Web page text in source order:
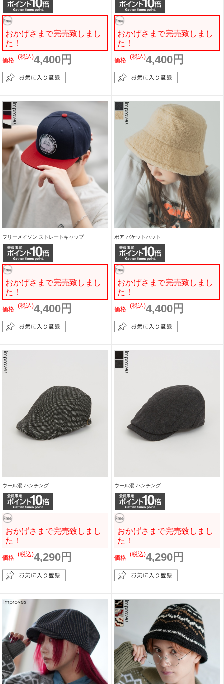
おかげさまで完売致しまし
た！
価格 4,400円
(税込)
おかげさまで完売致しまし
た！
価格 4,400円
(税込)
フリーメイソン ストレートキャップ
おかげさまで完売致しまし
た！
価格 4,400円
(税込)
ボア バケットハット
おかげさまで完売致しまし
た！
価格 4,400円
(税込)
ウール混 ハンチング
おかげさまで完売致しまし
た！
価格 4,290円
(税込)
ウール混 ハンチング
おかげさまで完売致しまし
た！
価格 4,290円
(税込)